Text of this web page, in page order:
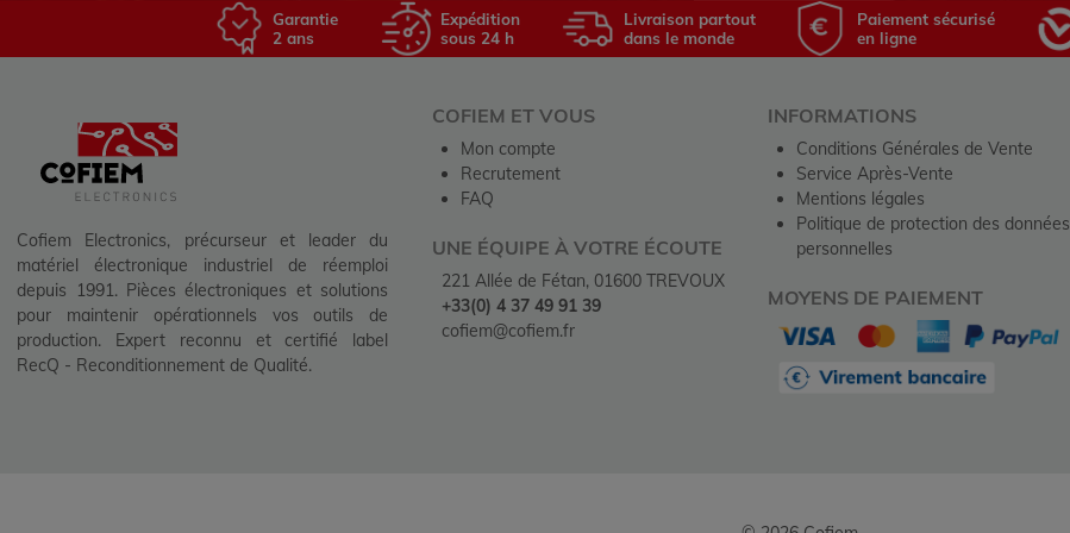
Garantie
2 ans
Expédition
sous 24 h
Livraison partout
dans le monde
Paiement sécurisé
en ligne
Cofiem Electronics, précurseur et leader du
matériel électronique industriel de réemploi
depuis 1991. Pièces électroniques et solutions
pour maintenir opérationnels vos outils de
production. Expert reconnu et certifié label
RecQ - Reconditionnement de Qualité.
COFIEM ET VOUS
Mon compte
Recrutement
FAQ
UNE ÉQUIPE À VOTRE ÉCOUTE
221 Allée de Fétan, 01600 TREVOUX
+33(0) 4 37 49 91 39
cofiem@cofiem.fr
INFORMATIONS
Conditions Générales de Vente
Service Après-Vente
Mentions légales
Politique de protection des données
personnelles
MOYENS DE PAIEMENT